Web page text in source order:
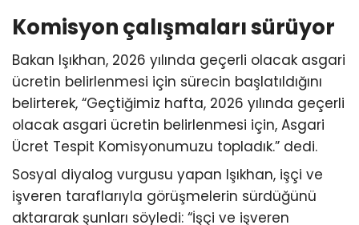
Komisyon çalışmaları sürüyor
Bakan Işıkhan, 2026 yılında geçerli olacak asgari
ücretin belirlenmesi için sürecin başlatıldığını
belirterek, “Geçtiğimiz hafta, 2026 yılında geçerli
olacak asgari ücretin belirlenmesi için, Asgari
Ücret Tespit Komisyonumuzu topladık.” dedi.
Sosyal diyalog vurgusu yapan Işıkhan, işçi ve
işveren taraflarıyla görüşmelerin sürdüğünü
aktararak şunları söyledi: “İşçi ve işveren